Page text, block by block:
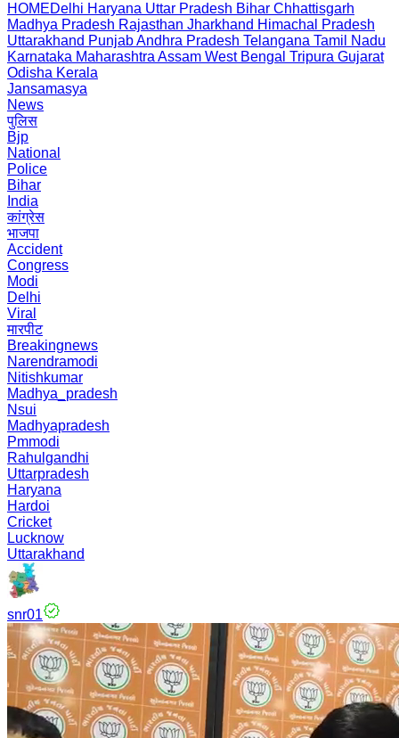
HOMEDelhi Haryana Uttar Pradesh Bihar Chhattisgarh
Madhya Pradesh Rajasthan Jharkhand Himachal Pradesh
Uttarakhand PunjabAndhra Pradesh Telangana Tamil Nadu
Karnataka Maharashtra Assam West Bengal Tripura Gujarat
Odisha Kerala
Jansamasya
News
पुलिस
Bjp
National
Police
Bihar
India
कांग्रेस
भाजपा
Accident
Congress
Modi
Delhi
Viral
मारपीट
Breakingnews
Narendramodi
Nitishkumar
Madhya_pradesh
Nsui
Madhyapradesh
Pmmodi
Rahulgandhi
Uttarpradesh
Haryana
Hardoi
Cricket
Lucknow
Uttarakhand
snr01